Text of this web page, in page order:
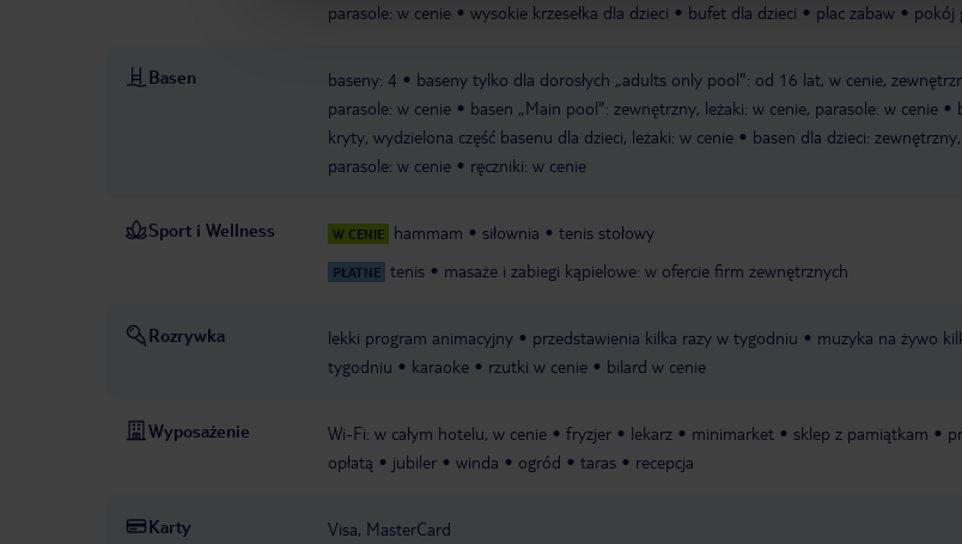
parasole: w cenie
wysokie krzesełka dla dzieci bufet dla dzieci plac zabaw pokój
Basen baseny: 4
baseny tylko dla dorosłych „adults only pool": od 16 lat, w cenie,
parasole: w cenie
basen „Main pool": zewnętrzny, leżaki: w cenie, parasole: w cenie
kryty, wydzielona część basenu dla dzieci, leżaki: w cenie
basen dla dzieci:
parasole: w cenie
ręczniki: w cenie
Sport i Wellness W CENIE hammam siłownia tenis stołowy
PŁATNE tenis masaże i zabiegi kąpielowe: w ofercie firm zewnętrznych
Rozrywka lekki program animacyjny przedstawienia kilka razy w tygodniu
muzyka na żywo
tygodniu
karaoke rzutki w cenie bilard w cenie
Wyposażenie Wi-Fi: w całym hotelu, w cenie fryzjer lekarz minimarket sklep z pamiątkam
opłatą
jubiler winda ogród taras recepcja
Karty Visa, MasterCard